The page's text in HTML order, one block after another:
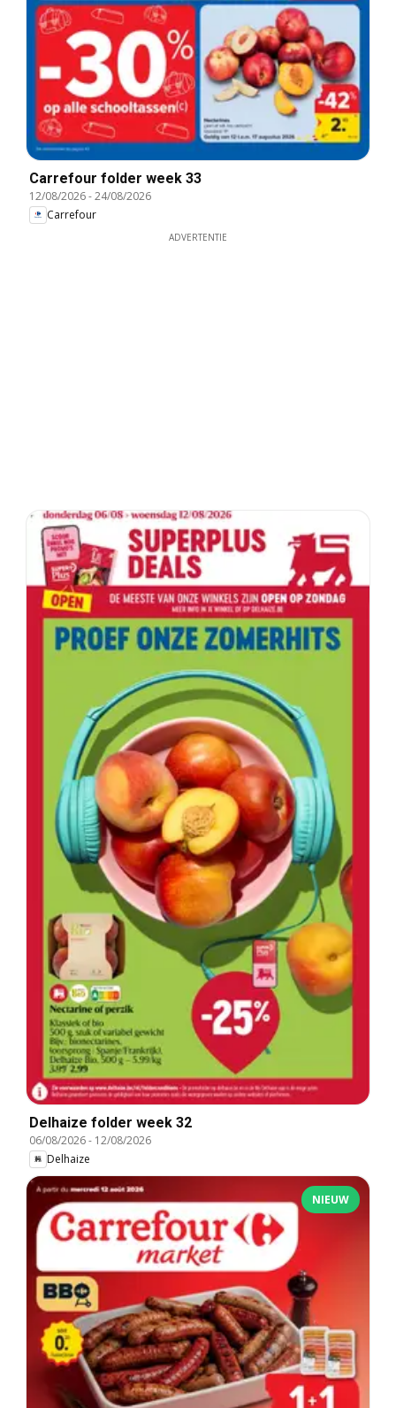
Carrefour folder week 33
12/08/2026-24/08/2026
Carrefour
ADVERTENTIE
Delhaize folder week 32
06/08/2026- 12/08/2026
Delhaize
NIEUW